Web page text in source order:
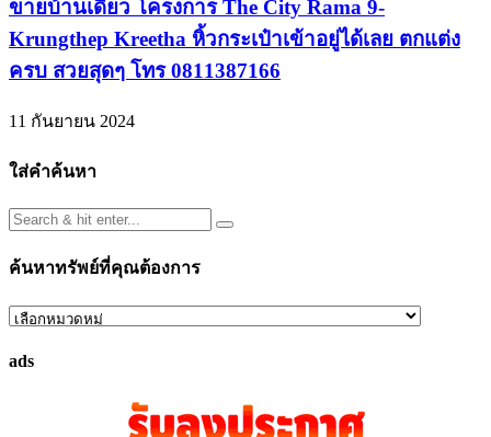
ขายบ้านเดี่ยว โครงการ The City Rama 9-
Krungthep Kreetha หิ้วกระเป๋าเข้าอยู่ได้เลย ตกแต่ง
ครบ สวยสุดๆ โทร 0811387166
11 กันยายน 2024
ใส่คำค้นหา
ค้นหาทรัพย์ที่คุณต้องการ
ค้นหา
ที่
ads